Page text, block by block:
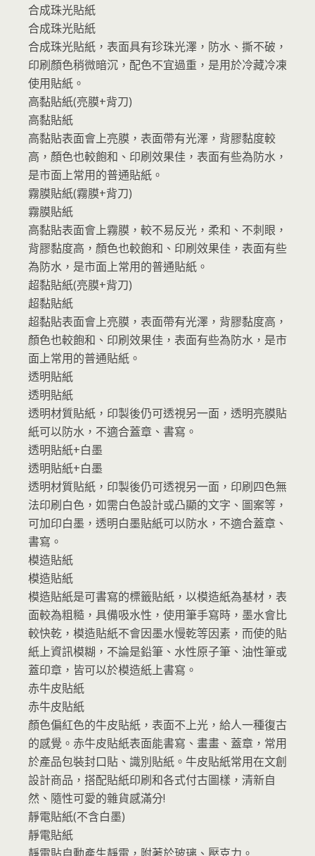
合成珠光貼紙
合成珠光貼紙
合成珠光貼紙，表面具有珍珠光澤，防水、撕不破，
印刷顏色稍微暗沉，配色不宜過重，是用於冷藏冷凍
使用貼紙。
高黏貼紙(亮膜+背刀)
高黏貼紙
高黏貼表面會上亮膜，表面帶有光澤，背膠黏度較
高，顏色也較飽和、印刷效果佳，表面有些為防水，
是市面上常用的普通貼紙。
霧膜貼紙(霧膜+背刀)
霧膜貼紙
高黏貼表面會上霧膜，較不易反光，柔和、不刺眼，
背膠黏度高，顏色也較飽和、印刷效果佳，表面有些
為防水，是市面上常用的普通貼紙。
超黏貼紙(亮膜+背刀)
超黏貼紙
超黏貼表面會上亮膜，表面帶有光澤，背膠黏度高，
顏色也較飽和、印刷效果佳，表面有些為防水，是市
面上常用的普通貼紙。
透明貼紙
透明貼紙
透明材質貼紙，印製後仍可透視另一面，透明亮膜貼
紙可以防水，不適合蓋章、書寫。
透明貼紙+白墨
透明貼紙+白墨
透明材質貼紙，印製後仍可透視另一面，印刷四色無
法印刷白色，如需白色設計或凸顯的文字、圖案等，
可加印白墨，透明白墨貼紙可以防水，不適合蓋章、
書寫。
模造貼紙
模造貼紙
模造貼紙是可書寫的標籤貼紙，以模造紙為基材，表
面較為粗糙，具備吸水性，使用筆手寫時，墨水會比
較快乾，模造貼紙不會因墨水慢乾等因素，而使的貼
紙上資訊模糊，不論是鉛筆、水性原子筆、油性筆或
蓋印章，皆可以於模造紙上書寫。
赤牛皮貼紙
赤牛皮貼紙
顏色偏紅色的牛皮貼紙，表面不上光，給人一種復古
的感覺。赤牛皮貼紙表面能書寫、畫畫、蓋章，常用
於產品包裝封口貼、識別貼紙。牛皮貼紙常用在文創
設計商品，搭配貼紙印刷和各式付古圖樣，清新自
然、隨性可愛的雜貨感滿分!
靜電貼紙(不含白墨)
靜電貼紙